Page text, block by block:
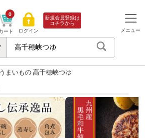
ート
0
ログイン
新規会員登録は
コチラから
メニュー
まいもの高千穂峡つゆ